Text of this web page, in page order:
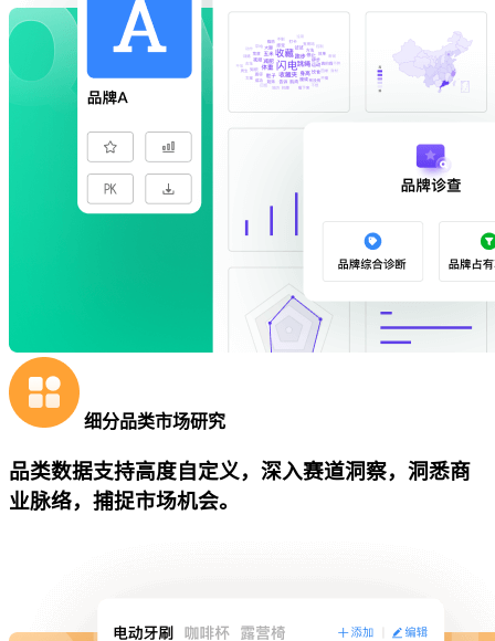
细分品类市场研究
品类数据支持高度自定义，深入赛道洞察，洞悉商
业脉络，捕捉市场机会。